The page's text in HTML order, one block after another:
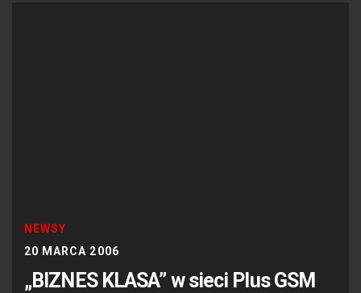
NEWSY
20 MARCA 2006
„BIZNES KLASA” w sieci Plus GSM